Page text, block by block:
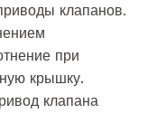
клапанов.
при
крышку.
клапана